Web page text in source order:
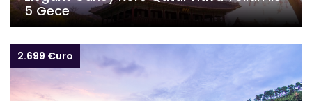
5 Gece
2.699 €uro